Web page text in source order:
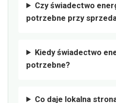
Czy świadectwo
potrzebne przy
Kiedy świadectwo
potrzebne?
Co daje lokalna